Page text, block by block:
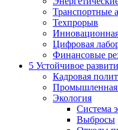
Транспортные
Техпрорыв
Инновационная
Цифровая
Финансовые
5 Устойчивое
Кадровая
Промышленная
Экология
Система
Выбросы